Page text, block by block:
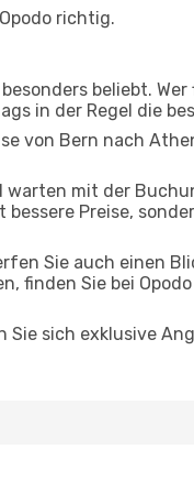
richtig.
beliebt.
in der Regel die
von Bern nach
warten mit der
Preise,
Sie auch einen
finden Sie bei
sich exklusive